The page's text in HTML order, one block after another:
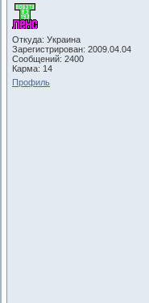
Откуда: Украина
Зарегистрирован: 2009.04.04
Сообщений: 2400
Карма: 14
Профиль